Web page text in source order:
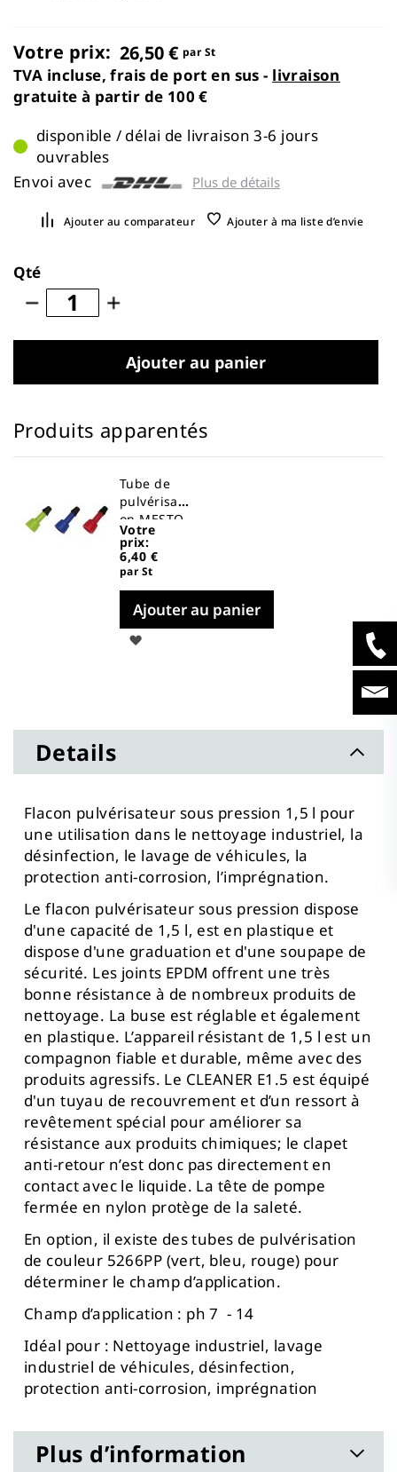
Votre prix: 26,50 € par St
TVA incluse, frais de port en sus - livraison
gratuite à partir de 100 €
disponible / délai de livraison 3-6 jours
ouvrables
Envoi avec
Plus de détails
Ajouter au comparateur Ajouter à ma liste d’envie
Qté
Ajouter au panier
Produits apparentés
Tube de
pulvérisati
on MESTO
5266PP
Votre
prix:
6,40 €
par St
Ajouter au panier
Details
Flacon pulvérisateur sous pression 1,5 l pour
une utilisation dans le nettoyage industriel, la
désinfection, le lavage de véhicules, la
protection anti-corrosion, l’imprégnation.
Le flacon pulvérisateur sous pression dispose
d'une capacité de 1,5 l, est en plastique et
dispose d'une graduation et d'une soupape de
sécurité. Les joints EPDM offrent une très
bonne résistance à de nombreux produits de
nettoyage. La buse est réglable et également
en plastique. L’appareil résistant de 1,5 l est un
compagnon fiable et durable, même avec des
produits agressifs. Le CLEANER E1.5 est équipé
d'un tuyau de recouvrement et d’un ressort à
revêtement spécial pour améliorer sa
résistance aux produits chimiques; le clapet
anti-retour n’est donc pas directement en
contact avec le liquide. La tête de pompe
fermée en nylon protège de la saleté.
En option, il existe des tubes de pulvérisation
de couleur 5266PP (vert, bleu, rouge) pour
déterminer le champ d’application.
Champ d’application : ph 7 - 14
Idéal pour : Nettoyage industriel, lavage
industriel de véhicules, désinfection,
protection anti-corrosion, imprégnation
Plus d’information